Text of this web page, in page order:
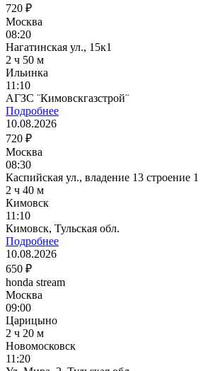
720 ₽
Москва
08:20
Нагатинская ул., 15к1
2 ч 50 м
Ильинка
11:10
АГЗС ¨Кимовскгазстрой¨
Подробнее
10.08.2026
720 ₽
Москва
08:30
Каспийская ул., владение 13 строение 1
2 ч 40 м
Кимовск
11:10
Кимовск, Тульская обл.
Подробнее
10.08.2026
650 ₽
honda stream
Москва
09:00
Царицыно
2 ч 20 м
Новомосковск
11:20